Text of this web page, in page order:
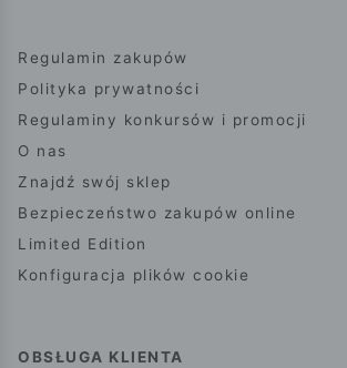
Regulamin zakupów
Polityka prywatności
Regulaminy konkursów i promocji
O nas
Znajdź swój sklep
Bezpieczeństwo zakupów online
Limited Edition
Konfiguracja plików cookie
OBSŁUGA KLIENTA